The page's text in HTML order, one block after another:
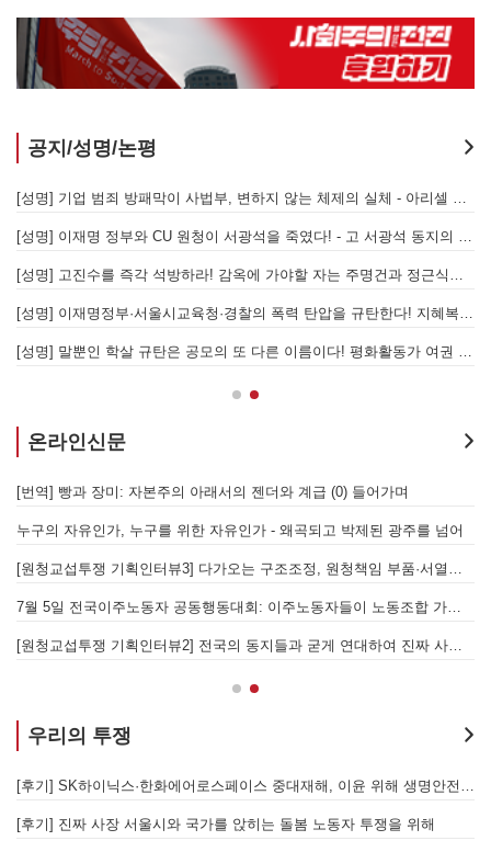
공지/성명/논평
[성명] 기업 범죄 방패막이 사법부, 변하지 않는 체제의 실체 - 아리셀 참사 주범 박순관 4년 선고에 부쳐
[성명] 이재명 정부와 CU 원청이 서광석을 죽였다! - 고 서광석 동지의 죽음을 애도하며
[성명] 고진수를 즉각 석방하라! 감옥에 가야할 자는 주명건과 정근식이다!
[성명] 이재명정부·서울시교육청·경찰의 폭력 탄압을 규탄한다! 지혜복 교사와 연대자들을 즉각 석방하라!
[성명] 말뿐인 학살 규탄은 공모의 또 다른 이름이다! 평화활동가 여권 무효화 지금 당장 철회하라!
온라인신문
[번역] 빵과 장미: 자본주의 아래서의 젠더와 계급 (0) 들어가며
누구의 자유인가, 누구를 위한 자유인가 - 왜곡되고 박제된 광주를 넘어
[원청교섭투쟁 기획인터뷰3] 다가오는 구조조정, 원청책임 부품·서열노동자 총고용 보장을 요구하며 공동파업에 나섭시다! - 현대
7월 5일 전국이주노동자 공동행동대회: 이주노동자들이 노동조합 가입을 선언하다
[원청교섭투쟁 기획인터뷰2] 전국의 동지들과 굳게 연대하여 진짜 사장과 당당하게 교섭하는 세상을 만들어갑시다! - 기아차지부
우리의 투쟁
[후기] SK하이닉스·한화에어로스페이스 중대재해, 이윤 위해 생명안전을 위협하는 '첨단산업' 자본을 규탄하다
[후기] 진짜 사장 서울시와 국가를 앉히는 돌봄 노동자 투쟁을 위해